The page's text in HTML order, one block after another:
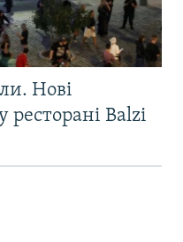
Нові
ресторані Balzi